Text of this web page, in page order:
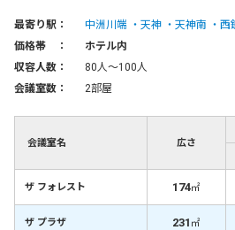
最寄り駅： 中洲川端 天神 天神南 西
価格帯 ：
ホテル内
収容人数：
80人〜100人
会議室数：
2部屋
会議室名 広さ
ザ フォレスト 174㎡
ザ プラザ 231 ㎡